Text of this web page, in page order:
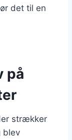
det til en
på
strækker
blev